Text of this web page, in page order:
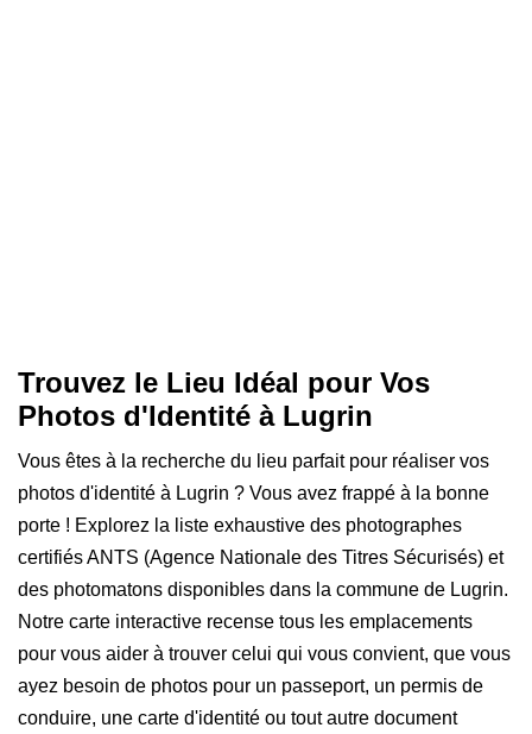
Trouvez le Lieu Idéal pour Vos
Photos d'Identité à Lugrin
Vous êtes à la recherche du lieu parfait pour réaliser vos
photos d'identité à Lugrin ? Vous avez frappé à la bonne
porte ! Explorez la liste exhaustive des photographes
certifiés ANTS (Agence Nationale des Titres Sécurisés) et
des photomatons disponibles dans la commune de Lugrin.
Notre carte interactive recense tous les emplacements
pour vous aider à trouver celui qui vous convient, que vous
ayez besoin de photos pour un passeport, un permis de
conduire, une carte d'identité ou tout autre document